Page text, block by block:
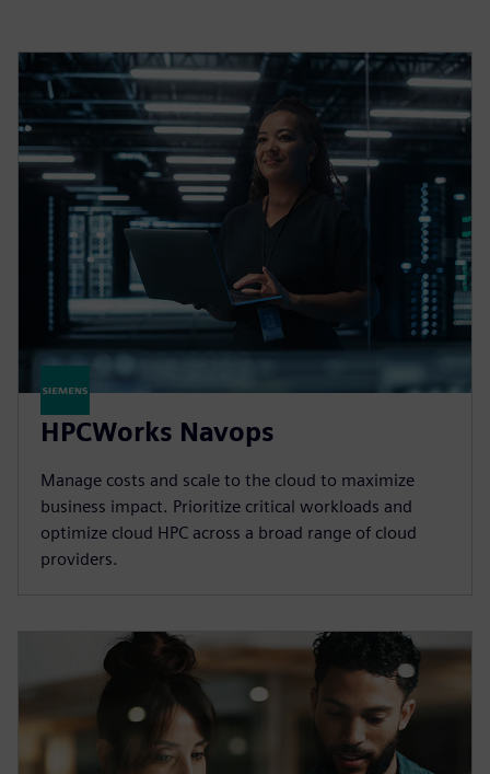
HPCWorks Navops
Manage costs and scale to the cloud to maximize
business impact. Prioritize critical workloads and
optimize cloud HPC across a broad range of cloud
providers.